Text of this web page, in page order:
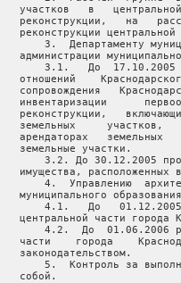
участков   в
реконструкции,   на
реконструкции центральной
3.  Департаменту
администрации
3.1.   До
отношений
сопровождения
инвентаризации
реконструкции,
земельных     участков,
арендаторах   земельных
   земельные участки.
3.2. До 30.12.2005
имущества, расположенных
4.  Управлению
муниципального
4.1.   До
центральной части города
4.2.  До  01.06.2006
части    города
   законодательством.
5.  Контроль за
   собой.